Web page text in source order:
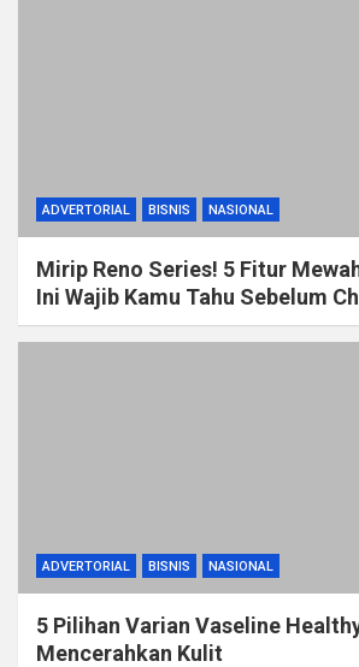
ADVERTORIAL BISNIS NASIONAL
Mirip Reno Series! 5 Fitur
Ini Wajib Kamu Tahu Sebelum
ADVERTORIAL BISNIS NASIONAL
5 Pilihan Varian Vaseline
Mencerahkan Kulit